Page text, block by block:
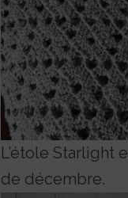
L’étole Starlight
de décembre.